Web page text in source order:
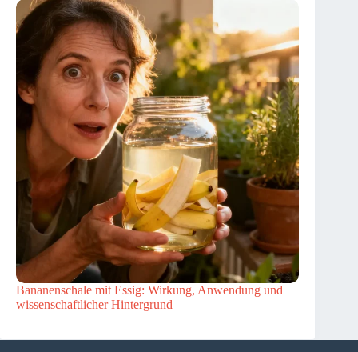
Bananenschale mit Essig: Wirkung, Anwendung und
wissenschaftlicher Hintergrund